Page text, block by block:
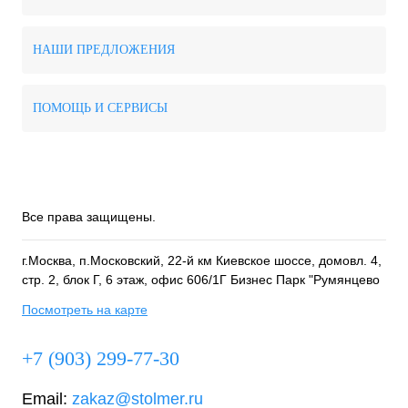
НАШИ ПРЕДЛОЖЕНИЯ
ПОМОЩЬ И СЕРВИСЫ
Все права защищены.
г.Москва, п.Московский, 22-й км Киевское шоссе, домовл. 4,
стр. 2, блок Г, 6 этаж, офис 606/1Г Бизнес Парк "Румянцево
Посмотреть на карте
+7 (903) 299-77-30
Email: zakaz@stolmer.ru